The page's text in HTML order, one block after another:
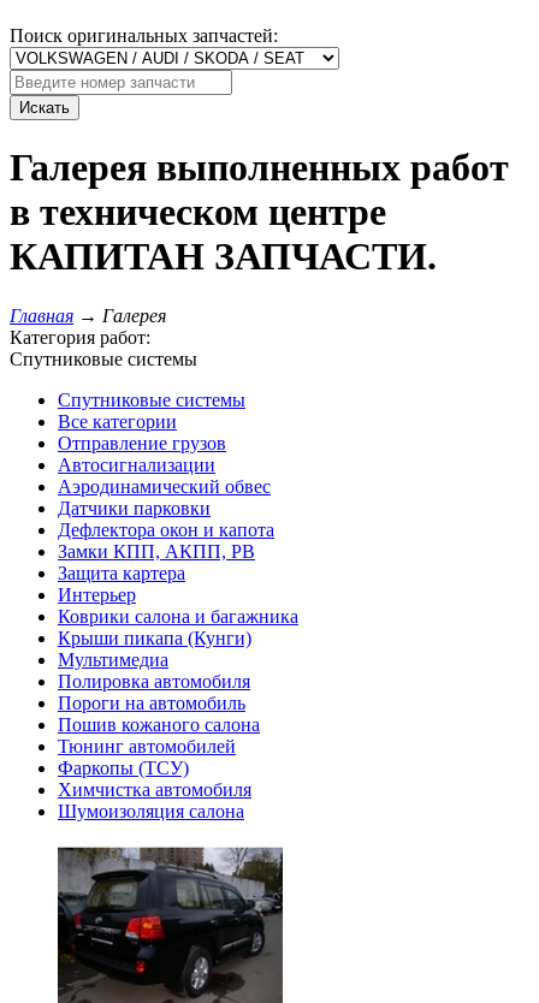
Поиск оригинальных запчастей:
Искать
Галерея выполненных работ
в техническом центре
КАПИТАН ЗАПЧАСТИ.
Главная → Галерея
Категория работ:
Спутниковые системы
Спутниковые системы
Все категории
Oтправление грузов
Автосигнализации
Аэродинамический обвес
Датчики парковки
Дефлектора окон и капота
Замки КПП, АКПП, РВ
Защита картера
Интерьер
Коврики салона и багажника
Крыши пикапа (Кунги)
Мультимедиа
Полировка автомобиля
Пороги на автомобиль
Пошив кожаного салона
Тюнинг автомобилей
Фаркопы (ТСУ)
Химчистка автомобиля
Шумоизоляция салона